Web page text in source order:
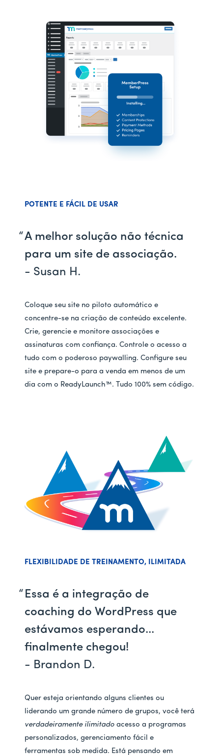
POTENTE E FÁCIL DE USAR
A melhor solução não técnica
para um site de associação.
- Susan H.
Coloque seu site no piloto automático e
concentre-se na criação de conteúdo excelente.
Crie, gerencie e monitore associações e
assinaturas com confiança. Controle o acesso a
tudo com o poderoso paywalling. Configure seu
site e prepare-o para a venda em menos de um
dia com o ReadyLaunch™. Tudo 100% sem código.
FLEXIBILIDADE DE TREINAMENTO, ILIMITADA
Essa é a integração de
coaching do WordPress que
estávamos esperando...
finalmente chegou!
- Brandon D.
Quer esteja orientando alguns clientes ou
liderando um grande número de grupos, você terá
verdadeiramente ilimitado acesso a programas
personalizados, gerenciamento fácil e
ferramentas sob medida. Está pensando em